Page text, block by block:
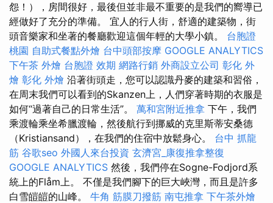
怨！），房間很好，最後但並非最不重要的是我們的嚮導已
經做好了充分的準備。 宜人的行人街，舒適的建築物，街
頭音樂家和坐著的餐廳歡迎這個年輕的大學小鎮。 台胞證
桃園 自助式餐點外燴 台中頭部按摩 GOOGLE ANALYTICS
下午茶 外燴 台胞證 效期 網路行銷 外商設立公司 彰化 外
燴 彰化 外燴 沿著街頭走，您可以認識丹麥的建築和習俗，
在周末我們可以看到的Skanzen上，人們穿著時期的衣服是
如何“過著自己的日常生活”。 萬和宮附近推拿 下午，我們
乘渡輪乘坐希臘渡輪，然後航行到挪威的克里斯蒂安桑德
（Kristiansand），在我們的住宿中放鬆身心。 台中 抓龍
筋 谷歌seo 外國人來台投資 玄濟宮_康復推拿整復
GOOGLE ANALYTICS 然後，我們停在Sogne-Fodjord系
統上的Flåm上。 不僅是我們腳下的巨大峽灣，而且是許多
白雪皚皚的山峰。 牛角 筋膜刀撥筋 南屯推拿 下午茶外燴